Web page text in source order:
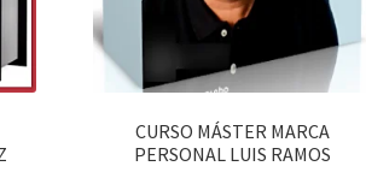
CURSO MÁSTER MARCA
PERSONAL LUIS RAMOS